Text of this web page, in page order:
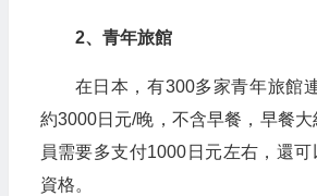
2、青年旅館
在日本，有300多家青年旅館
約3000日元/晚，不含早餐，早餐
員需要多支付1000日元左右，還
資格。